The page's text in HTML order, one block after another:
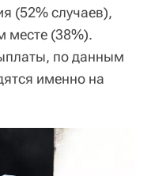
(52% случаев),
месте (38%).
по данным
именно на